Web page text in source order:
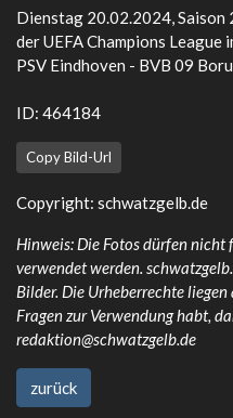
Dienstag 20.02.2024,
der UEFA Champions
PSV Eindhoven - BVB 09
ID: 464184
Copy Bild-Url
Copyright: schwatzgelb.de
Hinweis: Die Fotos dürfen nicht
verwendet werden.
Bilder. Die Urheberrechte
Fragen zur Verwendung habt,
redaktion@schwatzgelb.de
zurück